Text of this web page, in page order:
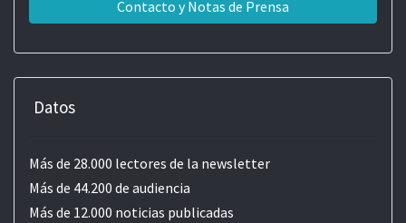
Contacto y Notas de Prensa
Datos
Más de 28.000 lectores de la newsletter
Más de 44.200 de audiencia
Más de 12.000 noticias publicadas